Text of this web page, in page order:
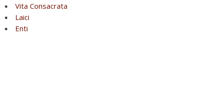
Vita Consacrata
Laici
Enti